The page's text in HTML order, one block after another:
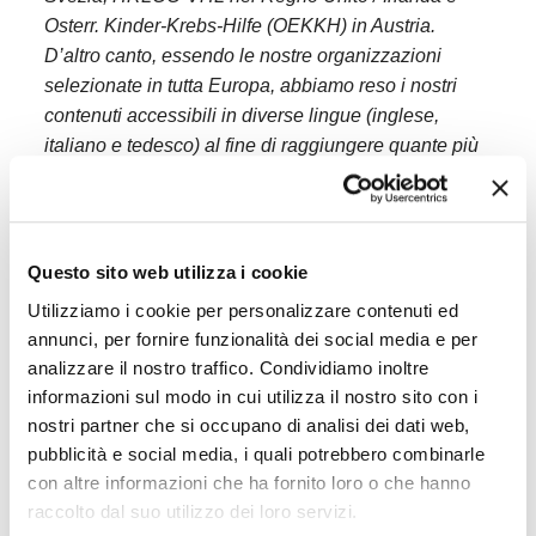
Questo sito web utilizza i cookie
Utilizziamo i cookie per personalizzare contenuti ed
annunci, per fornire funzionalità dei social media e per
analizzare il nostro traffico. Condividiamo inoltre
informazioni sul modo in cui utilizza il nostro sito con i
nostri partner che si occupano di analisi dei dati web,
pubblicità e social media, i quali potrebbero combinarle
con altre informazioni che ha fornito loro o che hanno
raccolto dal suo utilizzo dei loro servizi.
Osterr. Kinder-Krebs-Hilfe (OEKKH) in Austria.
D’altro canto, essendo le nostre organizzazioni
selezionate in tutta Europa, abbiamo reso i nostri
contenuti accessibili in diverse lingue (inglese,
italiano e tedesco) al fine di raggiungere quante più
persone possibili (Dai un’occhiata al video
promozionali qui: https: //www.youtube. com / watch?
denaro raccolta sarà equamente divisa tra le 4
Una delle attività del progetto TRASMIT è stata
quella di organizzare un Simposio presso
l’Università di Bruxelles. In questa sede si è
parlato sia delle attività delle associazioni
coinvolte che dei progetti di ricerca nello
specifico, in un’ottica di incontro di questi due
mondi: quello della ricerca e quello